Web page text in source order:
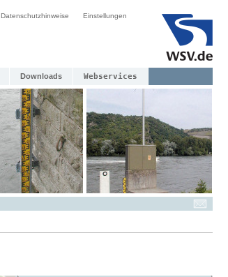
Datenschutzhinweise Einstellungen
Downloads Webservices